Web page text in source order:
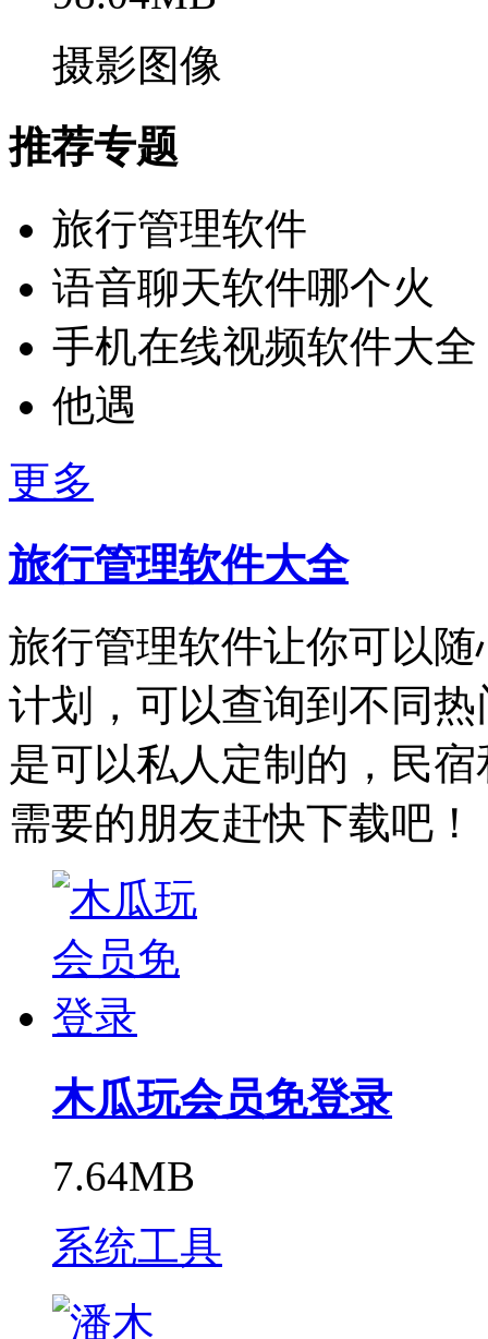
摄影图像
推荐专题
旅行管理软件
语音聊天软件哪个火
手机在线视频软件大全
他遇
更多
旅行管理软件大全
旅行管理软件让你可以
计划，可以查询到不同
是可以私人定制的，民
需要的朋友赶快下载吧！
木瓜玩会员免登录
7.64MB
系统工具